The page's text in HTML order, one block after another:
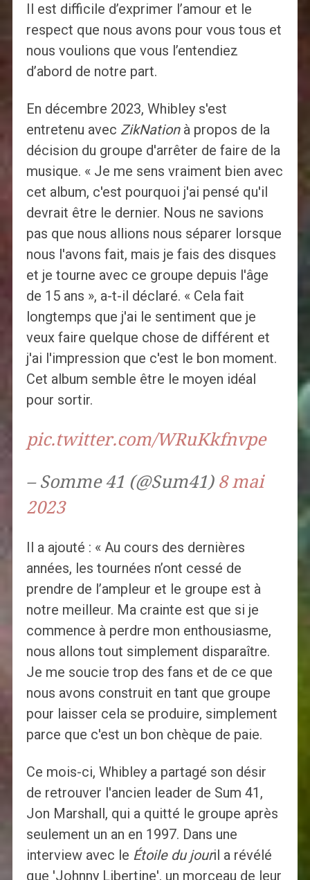
Il est difficile d’exprimer l’amour et le
respect que nous avons pour vous tous et
nous voulions que vous l’entendiez
d’abord de notre part.
En décembre 2023, Whibley s'est
entretenu avec ZikNation à propos de la
décision du groupe d'arrêter de faire de la
musique. « Je me sens vraiment bien avec
cet album, c'est pourquoi j'ai pensé qu'il
devrait être le dernier. Nous ne savions
pas que nous allions nous séparer lorsque
nous l'avons fait, mais je fais des disques
et je tourne avec ce groupe depuis l'âge
de 15 ans », a-t-il déclaré. « Cela fait
longtemps que j'ai le sentiment que je
veux faire quelque chose de différent et
j'ai l'impression que c'est le bon moment.
Cet album semble être le moyen idéal
pour sortir.
pic.twitter.com/WRuKkfnvpe
– Somme 41 (@Sum41) 8 mai
2023
Il a ajouté : « Au cours des dernières
années, les tournées n’ont cessé de
prendre de l’ampleur et le groupe est à
notre meilleur. Ma crainte est que si je
commence à perdre mon enthousiasme,
nous allons tout simplement disparaître.
Je me soucie trop des fans et de ce que
nous avons construit en tant que groupe
pour laisser cela se produire, simplement
parce que c'est un bon chèque de paie.
Ce mois-ci, Whibley a partagé son désir
de retrouver l'ancien leader de Sum 41,
Jon Marshall, qui a quitté le groupe après
seulement un an en 1997. Dans une
interview avec le Étoile du jouril a révélé
que 'Johnny Libertine', un morceau de leur